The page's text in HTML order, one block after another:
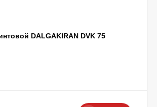
DALGAKIRAN DVK 75